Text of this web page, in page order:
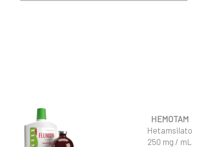
HEMOTAM
Hetamsilato
250 mg / mL